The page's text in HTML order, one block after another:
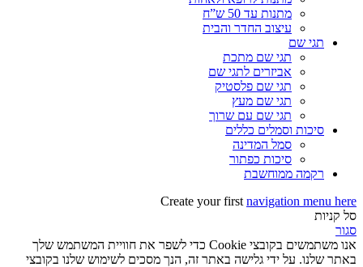
מתנות עד 50 ש”ח
עיצוב החדר והבית
תגי שם
תגי שם מתכת
אביזרים לתגי שם
תגי שם פלסטיק
תגי שם מעץ
תגי שם עם שרוך
סיכות וסמלים כללים
סמל המדינה
סיכות כפתור
רקמה ממוחשבת
Create your first navigation menu here
סל קניות
סגור
אנו משתמשים בקובצי Cookie כדי לשפר את חוויית המשתמש שלך
באתר שלנו. על ידי גלישה באתר זה, הנך מסכים לשימוש שלנו בקובצי